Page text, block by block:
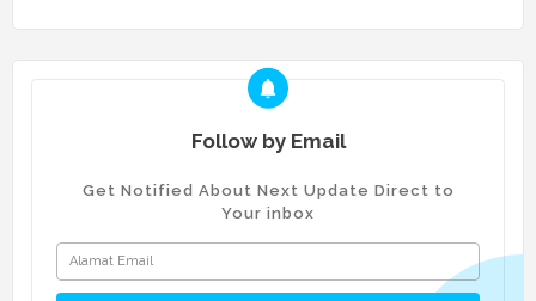
Follow by Email
Get Notified About Next Update Direct to
Your inbox